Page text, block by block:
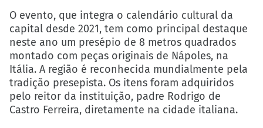
O evento, que integra o calendário cultural da
capital desde 2021, tem como principal destaque
neste ano um presépio de 8 metros quadrados
montado com peças originais de Nápoles, na
Itália. A região é reconhecida mundialmente pela
tradição presepista. Os itens foram adquiridos
pelo reitor da instituição, padre Rodrigo de
Castro Ferreira, diretamente na cidade italiana.